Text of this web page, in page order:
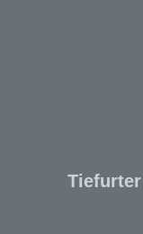
Tiefurter